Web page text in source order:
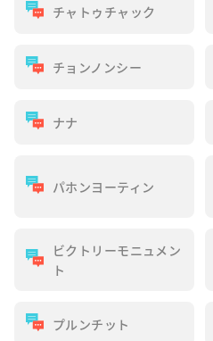
チャトゥチャック
チョンノンシー
ナナ
パホンヨーティン
ビクトリーモニュメン
ト
プルンチット